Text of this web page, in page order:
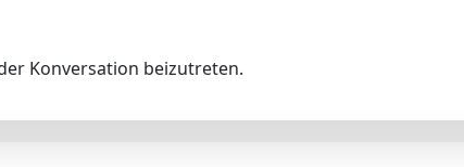
Konversation beizutreten.